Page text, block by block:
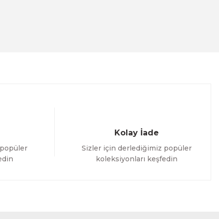
Kolay İade
Sizler için derlediğimiz popüler
koleksiyonları keşfedin